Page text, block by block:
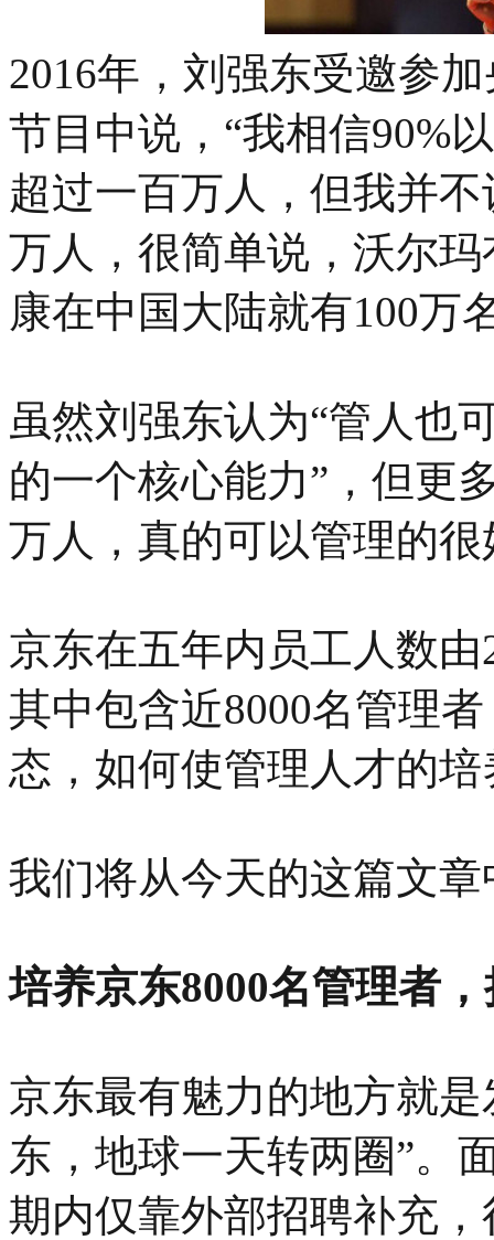
2016年，刘强东受邀参
节目中说，“我相信90%
超过一百万人，但我并
万人，很简单说，沃尔
康在中国大陆就有100万
虽然刘强东认为“管人也
的一个核心能力”，但更
万人，真的可以管理的很
京东在五年内员工人数
其中包含近8000名管理
态，如何使管理人才的
我们将从今天的这篇文
培养京东8000名管理者
京东最有魅力的地方就
东，地球一天转两圈”。
期内仅靠外部招聘补充